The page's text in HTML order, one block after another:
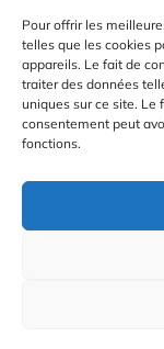
Pour offrir les
telles que les cookies
appareils. Le fait de
traiter des données
uniques sur ce site. Le
consentement peut
fonctions.